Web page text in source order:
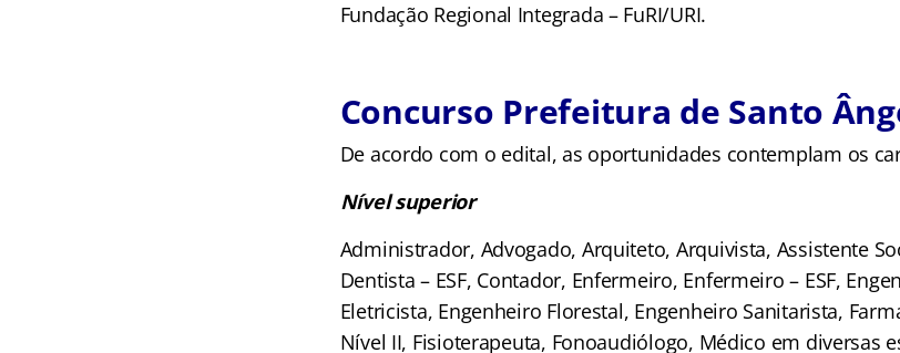
Fundação Regional Integrada – FuRI/URI.
Concurso Prefeitura de Santo
De acordo com o edital, as oportunidades contemplam os
Nível superior
Administrador, Advogado, Arquiteto, Arquivista, Assistente
Dentista – ESF, Contador, Enfermeiro, Enfermeiro – ESF,
Eletricista, Engenheiro Florestal, Engenheiro Sanitarista,
Nível II, Fisioterapeuta, Fonoaudiólogo, Médico em diversas